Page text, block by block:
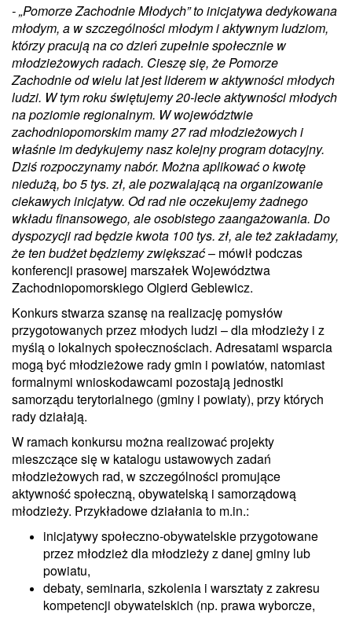
- „Pomorze Zachodnie Młodych” to inicjatywa dedykowana
młodym, a w szczególności młodym i aktywnym ludziom,
którzy pracują na co dzień zupełnie społecznie w
młodzieżowych radach. Cieszę się, że Pomorze
Zachodnie od wielu lat jest liderem w aktywności młodych
ludzi. W tym roku świętujemy 20-lecie aktywności młodych
na poziomie regionalnym. W województwie
zachodniopomorskim mamy 27 rad młodzieżowych i
właśnie im dedykujemy nasz kolejny program dotacyjny.
Dziś rozpoczynamy nabór. Można aplikować o kwotę
niedużą, bo 5 tys. zł, ale pozwalającą na organizowanie
ciekawych inicjatyw. Od rad nie oczekujemy żadnego
wkładu finansowego, ale osobistego zaangażowania. Do
dyspozycji rad będzie kwota 100 tys. zł, ale też zakładamy,
że ten budżet będziemy zwiększać– mówił podczas
konferencji prasowej marszałek Województwa
Zachodniopomorskiego Olgierd Geblewicz.
Konkurs stwarza szansę na realizację pomysłów
przygotowanych przez młodych ludzi – dla młodzieży i z
myślą o lokalnych społecznościach. Adresatami wsparcia
mogą być młodzieżowe rady gmin i powiatów, natomiast
formalnymi wnioskodawcami pozostają jednostki
samorządu terytorialnego (gminy i powiaty), przy których
rady działają.
W ramach konkursu można realizować projekty
mieszczące się w katalogu ustawowych zadań
młodzieżowych rad, w szczególności promujące
aktywność społeczną, obywatelską i samorządową
młodzieży. Przykładowe działania to m.in.:
inicjatywy społeczno-obywatelskie przygotowane
przez młodzież dla młodzieży z danej gminy lub
powiatu,
debaty, seminaria, szkolenia i warsztaty z zakresu
kompetencji obywatelskich (np. prawa wyborcze,